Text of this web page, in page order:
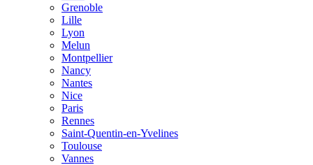
Grenoble
Lille
Lyon
Melun
Montpellier
Nancy
Nantes
Nice
Paris
Rennes
Saint-Quentin-en-Yvelines
Toulouse
Vannes